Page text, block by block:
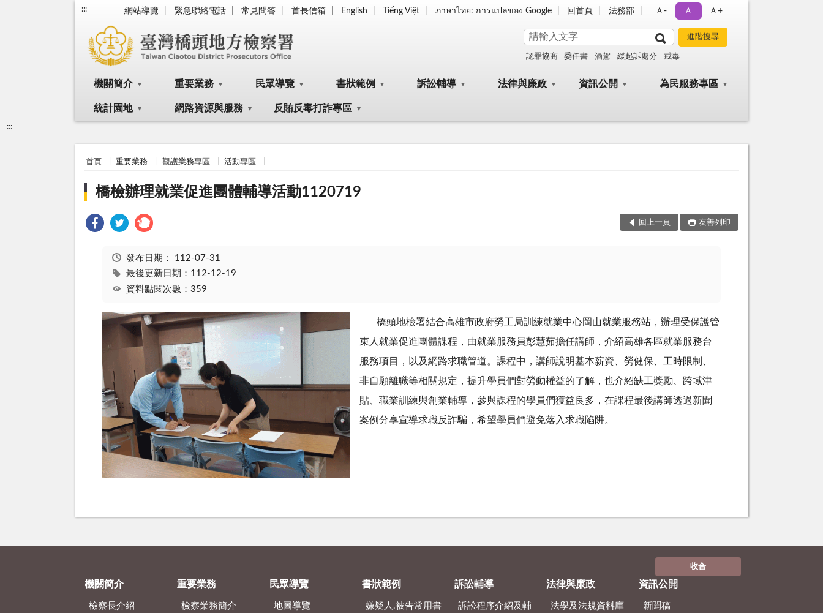
::: 網站導覽 緊急聯絡電話 常見問答 首長信箱 English Tiếng Việt ภาษาไทย: การแปลของ Google 回首頁 法務部 Ａ- Ａ Ａ+
認罪協商 委任書 酒駕 緩起訴處分 戒毒
機關簡介 重要業務 民眾導覽 書狀範例 訴訟輔導 法律與廉政 資訊公開 為民服務專區
統計園地 網路資源與服務 反賄反毒打詐專區
:::
首頁 重要業務 觀護業務專區 活動專區
橋檢辦理就業促進團體輔導活動1120719
回上一頁 友善列印
發布日期： 112-07-31
最後更新日期：112-12-19
資料點閱次數：359
橋頭地檢署結合高雄市政府勞工局訓練就業中心岡山就業服務站，辦理受保護管
束人就業促進團體課程，由就業服務員彭慧茹擔任講師，介紹高雄各區就業服務台
服務項目，以及網路求職管道。課程中，講師說明基本薪資、勞健保、工時限制、
非自願離職等相關規定，提升學員們對勞動權益的了解，也介紹缺工獎勵、跨域津
貼、職業訓練與創業輔導，參與課程的學員們獲益良多，在課程最後講師透過新聞
案例分享宣導求職反詐騙，希望學員們避免落入求職陷阱。
收合
機關簡介
檢察長介紹
重要業務
檢察業務簡介
民眾導覽
地圖導覽
書狀範例
嫌疑人.被告常用書
訴訟輔導
訴訟程序介紹及輔
法律與廉政
法學及法規資料庫
資訊公開
新聞稿